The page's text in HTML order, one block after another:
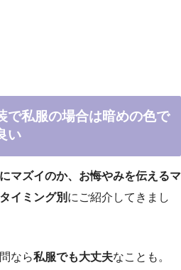
で私服の場合は暗めの色で
い
マズイのか、お悔やみを伝えるマ
イミング別 にご紹介してきまし
なら私服でも大丈夫なことも。